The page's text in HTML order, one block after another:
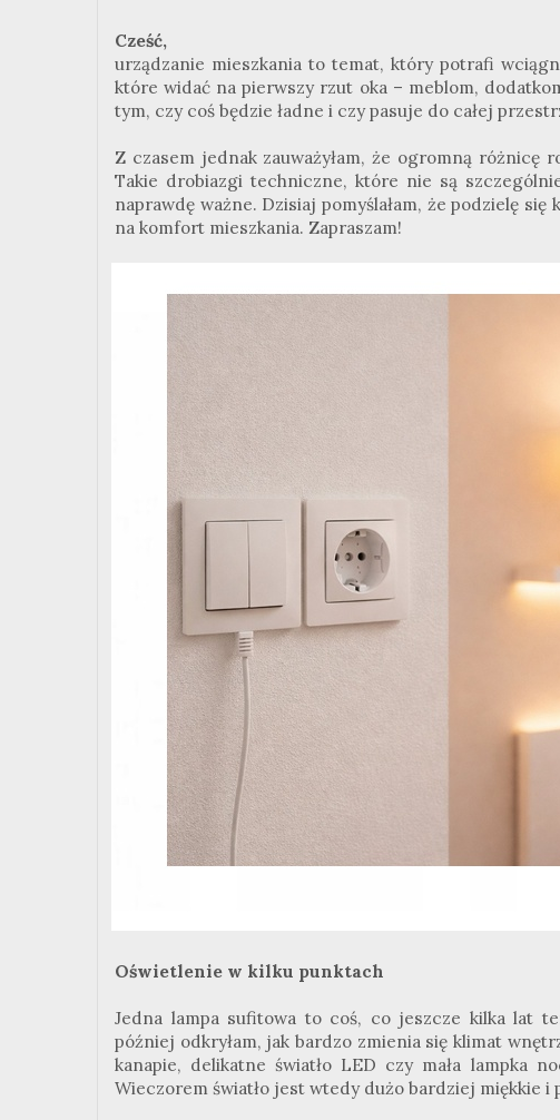
Cześć,
urządzanie mieszkania to temat, który potrafi
które widać na pierwszy rzut oka – meblom,
tym, czy coś będzie ładne i czy pasuje do całej
Z czasem jednak zauważyłam, że ogromną różnicę
Takie drobiazgi techniczne, które nie są
naprawdę ważne. Dzisiaj pomyślałam, że podzielę
na komfort mieszkania. Zapraszam!
Oświetlenie w kilku punktach
Jedna lampa sufitowa to coś, co jeszcze kilka lat
później odkryłam, jak bardzo zmienia się klimat
kanapie, delikatne światło LED czy mała lampka
Wieczorem światło jest wtedy dużo bardziej miękkie